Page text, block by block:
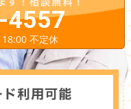
4557
不定休